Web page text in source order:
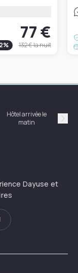
77 €
% 132 €la nuit
Hôtel arrivée le
matin
Dayuse et